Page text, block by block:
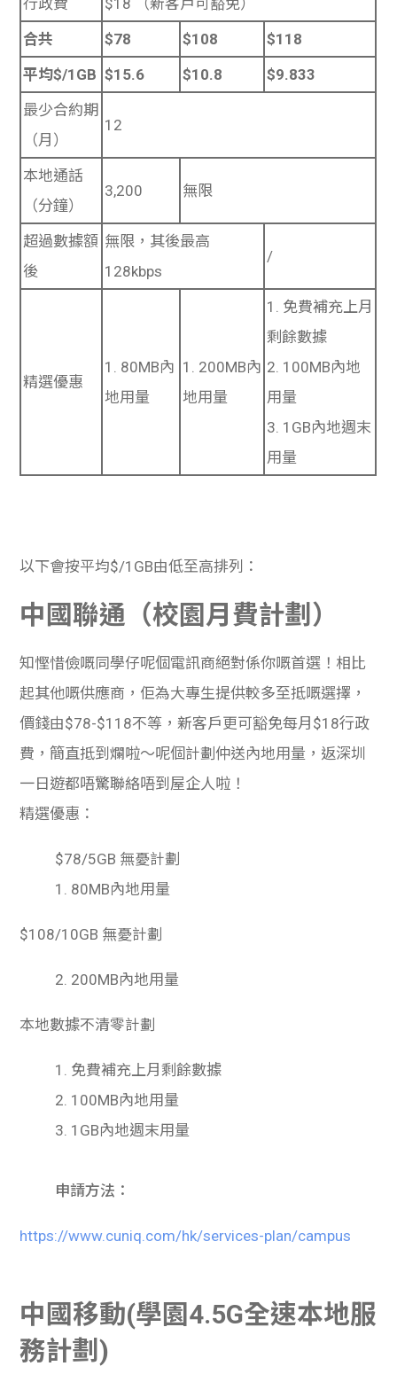
合共
$78 $108
$118
平均$/1GB $15.6 $10.8
$9.833
最少合約期
（月）
12
本地通話
（分鐘）
3,200 無限
超過數據額
後
無限，其後最高
128kbps
/
精選優惠
1. 80MB內
地用量
1. 200MB內
地用量
1.
免費補充上月
剩餘數據
2. 100MB內地
用量
3. 1GB內地週末
用量
以下會按平均$/1GB由低至高排列：
中國聯通（校園月費計劃）
知慳惜儉嘅同學仔呢個電訊商絕對係你嘅首選！相比
起其他嘅供應商，佢為大專生提供較多至抵嘅選擇，
價錢由$78-$118不等，新客戶更可豁免每月 $18行政
費，簡直抵到爛啦～呢個計劃仲送內地用量，返深圳
一日遊都唔驚聯絡唔到屋企人啦！
精選優惠：
$78/5GB 無憂計劃
1. 80MB內地用量
$108/10GB 無憂計劃
2. 200MB內地用量
本地數據不清零計劃
1. 免費補充上月剩餘數據
2. 100MB內地用量
3. 1GB內地週末用量
申請方法：
https://www.cuniq.com/hk/services-plan/campus
中國移動(學園4.5G全速本地服
務計劃)